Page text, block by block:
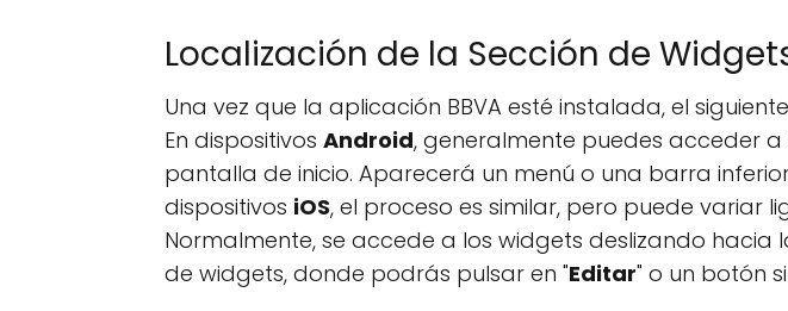
Localización de la Sección de
Una vez que la aplicación BBVA esté instalada, el
En dispositivos Android, generalmente puedes acceder
pantalla de inicio. Aparecerá un menú o una barra
dispositivos iOS, el proceso es similar, pero puede variar
Normalmente, se accede a los widgets deslizando
de widgets, donde podrás pulsar en "Editar" o un botón